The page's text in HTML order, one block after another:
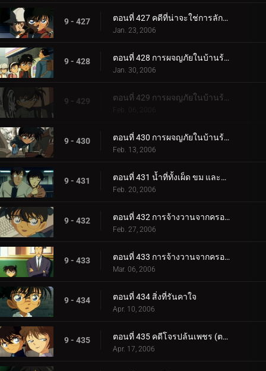
9 - 427 ตอนที่ 427 คดีที่น่าจะใช่การลักพาตัว
Jan. 23, 2006
9 - 428 ตอนที่ 428 การผจญภัยในบ้านร้างแสนพิลึก (ภาคผนึก)
Jan. 30, 2006
9 - 429 ตอนที่ 429 การผจญภัยในบ้านร้างแสนพิลึก (ภาคกลไก)
Feb. 06, 2006
9 - 430 ตอนที่ 430 การผจญภัยในบ้านร้างแสนพิลึก (ภาคตัดสินใจ)
Feb. 13, 2006
9 - 431 ตอนที่ 431 น้ำที่ทั้งเผ็ด ขม และหวาน
Feb. 20, 2006
9 - 432 ตอนที่ 432 การจ้างวานจากครอบครัวพิลึก (ตอนแรก)
Feb. 27, 2006
9 - 433 ตอนที่ 433 การจ้างวานจากครอบครัวพิลึก (ตอนจบ)
Mar. 06, 2006
9 - 434 ตอนที่ 434 สิ่งที่รันคาใจ
Apr. 10, 2006
9 - 435 ตอนที่ 435 คดีโจรปล้นเพชร (ตอนแรก)
Apr. 17, 2006